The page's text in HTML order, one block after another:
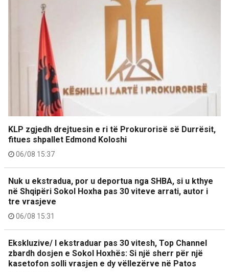
KLP zgjedh drejtuesin e ri të Prokurorisë së Durrësit,
fitues shpallet Edmond Koloshi
06/08 15:37
Nuk u ekstradua, por u deportua nga SHBA, si u kthye
në Shqipëri Sokol Hoxha pas 30 viteve arrati, autor i
tre vrasjeve
06/08 15:31
Ekskluzive/ I ekstraduar pas 30 vitesh, Top Channel
zbardh dosjen e Sokol Hoxhës: Si një sherr për një
kasetofon solli vrasjen e dy vëllezërve në Patos